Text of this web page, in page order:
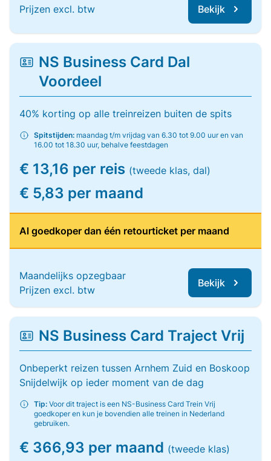
Prijzen excl. btw Bekijk
NS Business Card Dal
Voordeel
40% korting op alle treinreizen buiten de spits
Spitstijden: maandag t/m vrijdag van 6.30 tot 9.00 uur en van
16.00 tot 18.30 uur, behalve feestdagen
€ 13,16 per reis (tweede klas, dal)
€ 5,83 per maand
Al goedkoper dan één retourticket per maand
Maandelijks opzegbaar
Prijzen excl. btw
Bekijk
NS Business Card Traject Vrij
Onbeperkt reizen tussen Arnhem Zuid en Boskoop
Snijdelwijk op ieder moment van de dag
Tip: Voor dit traject is een NS-Business Card Trein Vrij
goedkoper en kun je bovendien alle treinen in Nederland
gebruiken.
€ 366,93 per maand (tweede klas)